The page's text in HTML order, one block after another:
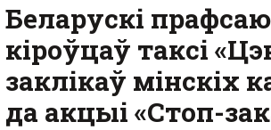
Беларускі
кіроўцаў таксі
заклікаў мінскіх
да акцыі «Стоп-